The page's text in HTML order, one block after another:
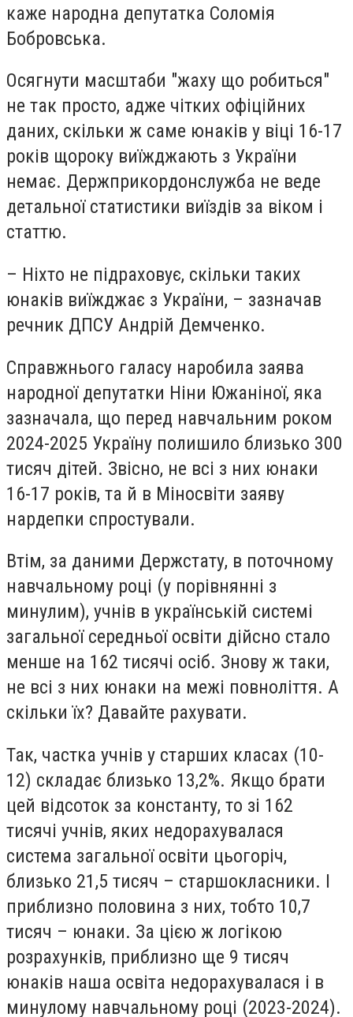
каже народна депутатка Соломія
Бобровська.
Осягнути масштаби "жаху що робиться"
не так просто, адже чітких офіційних
даних, скільки ж саме юнаків у віці 16-17
років щороку виїжджають з України
немає. Держприкордонслужба не веде
детальної статистики виїздів за віком і
статтю.
– Ніхто не підраховує, скільки таких
юнаків виїжджає з України, – зазначав
речник ДПСУ Андрій Демченко.
Справжнього галасу наробила заява
народної депутатки Ніни Южаніної, яка
зазначала, що перед навчальним роком
2024-2025 Україну полишило близько 300
тисяч дітей. Звісно, не всі з них юнаки
16-17 років, та й в Міносвіти заяву
нардепки спростували.
Втім, за даними Держстату, в поточному
навчальному році (у порівнянні з
минулим), учнів в українській системі
загальної середньої освіти дійсно стало
менше на 162 тисячі осіб. Знову ж таки,
не всі з них юнаки на межі повноліття. А
скільки їх? Давайте рахувати.
Так, частка учнів у старших класах (10-
12) складає близько 13,2%. Якщо брати
цей відсоток за константу, то зі 162
тисячі учнів, яких недорахувалася
система загальної освіти цьогоріч,
близько 21,5 тисяч – старшокласники. І
приблизно половина з них, тобто 10,7
тисяч – юнаки. За цією ж логікою
розрахунків, приблизно ще 9 тисяч
юнаків наша освіта недорахувалася і в
минулому навчальному році (2023-2024).